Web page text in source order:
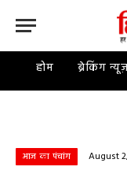
होम ब्रेकिंग
आज का पंचांग August